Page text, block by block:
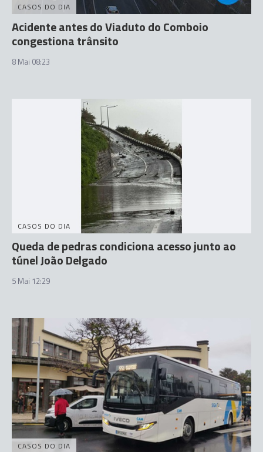
CASOS DO DIA
Acidente antes do Viaduto do Comboio
congestiona trânsito
8 Mai 08:23
CASOS DO DIA
Queda de pedras condiciona acesso junto ao
túnel João Delgado
5 Mai 12:29
CASOS DO DIA